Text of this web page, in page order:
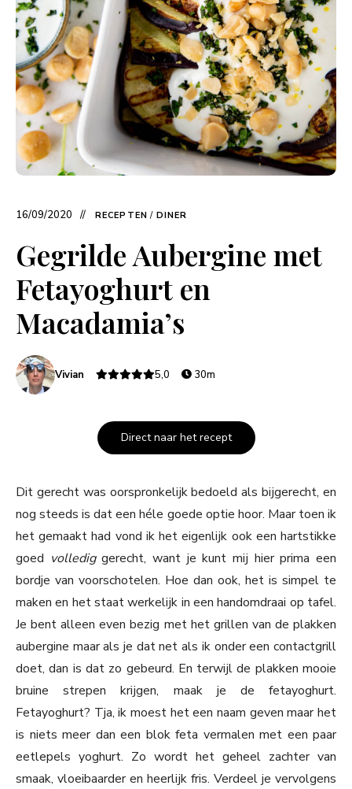
16/09/2020 RECEPTEN / DINER
Gegrilde Aubergine met
Fetayoghurt en
Macadamia’s
Vivian 5,0 30m
Direct naar het recept
Dit gerecht was oorspronkelijk bedoeld als bijgerecht, en
nog steeds is dat een héle goede optie hoor. Maar toen ik
het gemaakt had vond ik het eigenlijk ook een hartstikke
goed vollediggerecht, want je kunt mij hier prima een
bordje van voorschotelen. Hoe dan ook, het is simpel te
maken en het staat werkelijk in een handomdraai op tafel.
Je bent alleen even bezig met het grillen van de plakken
aubergine maar als je dat net als ik onder een contactgrill
doet, dan is dat zo gebeurd. En terwijl de plakken mooie
bruine strepen krijgen, maak je de fetayoghurt.
Fetayoghurt? Tja, ik moest het een naam geven maar het
is niets meer dan een blok feta vermalen met een paar
eetlepels yoghurt. Zo wordt het geheel zachter van
smaak, vloeibaarder en heerlijk fris. Verdeel je vervolgens